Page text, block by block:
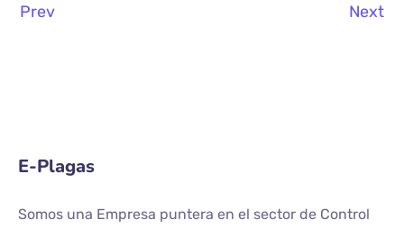
Prev Next
E-Plagas
Somos una Empresa puntera en el sector de Control